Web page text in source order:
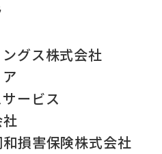
グス株式会社
ービス
損害保険株式会社